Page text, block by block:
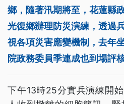
鄉，隨著汛期將至，花蓮縣
光復鄉辦理防災演練，透過
視各項災害應變機制，去年
院政務委員季連成也到場評核
下午13時25分實兵演練開